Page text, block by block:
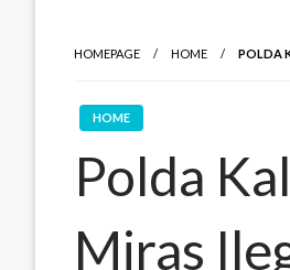
HOMEPAGE HOME POLDA
HOME
Polda
Miras